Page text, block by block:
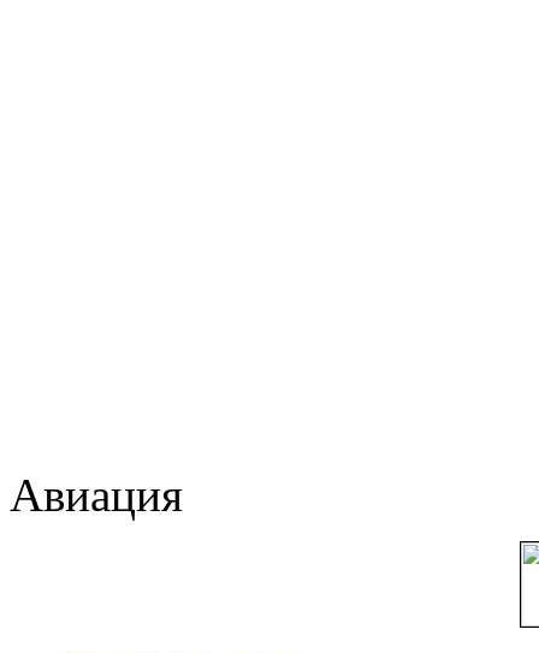
Авиация